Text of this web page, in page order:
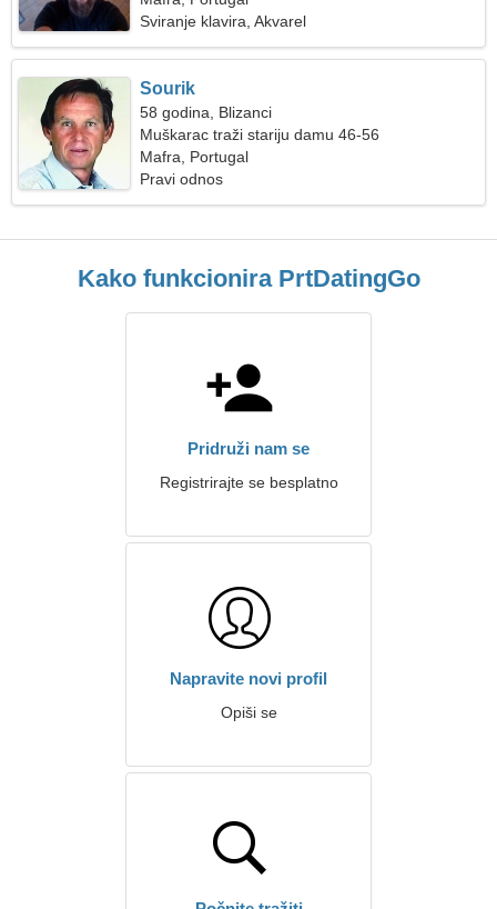
Sviranje klavira, Akvarel
Sourik
58 godina, Blizanci
Muškarac traži stariju damu 46-56
Mafra, Portugal
Pravi odnos
Kako funkcionira PrtDatingGo
Pridruži nam se
Registrirajte se besplatno
Napravite novi profil
Opiši se